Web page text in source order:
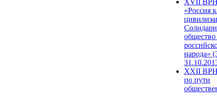
XVII
«Россия
народа»
XXII
по пути